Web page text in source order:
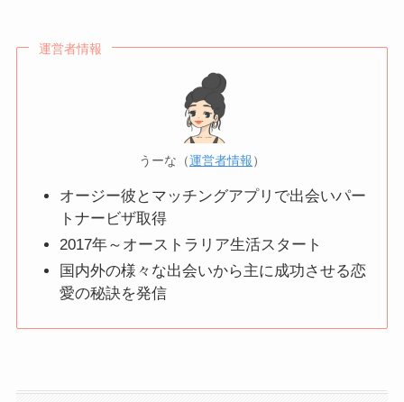
運営者情報
うーな（運営者情報 ）
オージー彼とマッチングアプリで出会いパー
トナービザ取得
2017年～オーストラリア生活スタート
国内外の様々な出会いから主に成功させる恋
愛の秘訣を発信